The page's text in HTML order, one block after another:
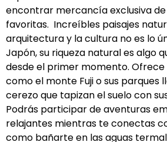
encontrar mercancía exclusiva de
favoritas. Increíbles paisajes
arquitectura y la cultura no es lo
Japón, su riqueza natural es algo
desde el primer momento.
como el monte Fuji o sus parques
cerezo que tapizan el suelo con
Podrás participar de aventuras
relajantes mientras te conectas
como bañarte en las aguas